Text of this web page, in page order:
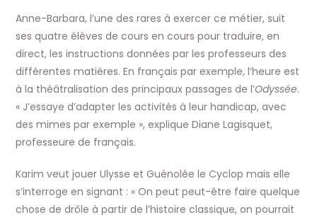
Anne-Barbara, l’une des rares à exercer ce métier, suit
ses quatre élèves de cours en cours pour traduire, en
direct, les instructions données par les professeurs des
différentes matières. En français par exemple, l’heure est
à la théâtralisation des principaux passages de l’Odyssée.
« J’essaye d’adapter les activités à leur handicap, avec
des mimes par exemple », explique Diane Lagisquet,
professeure de français.
Karim veut jouer Ulysse et Guénolée le Cyclop mais elle
s’interroge en signant : « On peut peut-être faire quelque
chose de drôle à partir de l’histoire classique, on pourrait